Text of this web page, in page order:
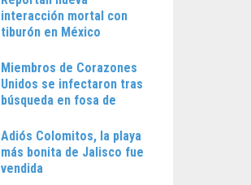
interacción mortal con
tiburón en México
Miembros de Corazones
Unidos se infectaron tras
búsqueda en fosa de
Adiós Colomitos, la playa
más bonita de Jalisco fue
vendida